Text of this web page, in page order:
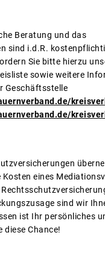
Beratung und das
sind i.d.R.
Sie bitte hierzu
sowie weitere
Geschäftsstelle
eines
sind wir
ist Ihr persönliches
diese Chance!